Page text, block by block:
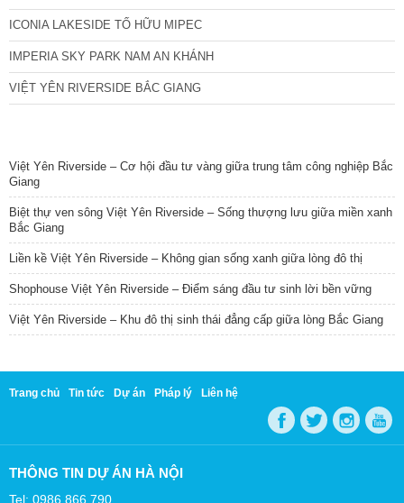
ICONIA LAKESIDE TỐ HỮU MIPEC
IMPERIA SKY PARK NAM AN KHÁNH
VIỆT YÊN RIVERSIDE BẮC GIANG
Việt Yên Riverside – Cơ hội đầu tư vàng giữa trung tâm công nghiệp Bắc
Giang
Biệt thự ven sông Việt Yên Riverside – Sống thượng lưu giữa miền xanh
Bắc Giang
Liền kề Việt Yên Riverside – Không gian sống xanh giữa lòng đô thị
Shophouse Việt Yên Riverside – Điểm sáng đầu tư sinh lời bền vững
Việt Yên Riverside – Khu đô thị sinh thái đẳng cấp giữa lòng Bắc Giang
Trang chủ Tin tức Dự án Pháp lý Liên hệ
THÔNG TIN DỰ ÁN HÀ NỘI
Tel: 0986 866 790